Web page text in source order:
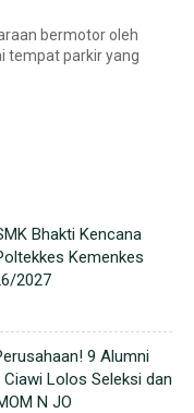
bermotor oleh
tempat parkir yang
Bhakti Kencana
Kemenkes
2027
9 Alumni
Lolos Seleksi dan
N JO